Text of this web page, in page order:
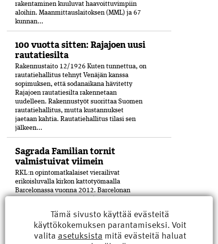
rakentaminen kuuluvat haavoittuvimpiin
aloihin. Maanmittauslaitoksen (MML) ja 67
kunnan...
100 vuotta sitten: Rajajoen uusi
rautatiesilta
Rakennustaito 12/1926 Kuten tunnettua, on
rautatiehallitus tehnyt Venäjän kanssa
sopimuksen, että sodanaikana hävitetty
Rajajoen rautatiesilta rakennetaan
uudelleen. Rakennustyöt suorittaa Suomen
rautatiehallitus, mutta kustannukset
jaetaan kahtia. Rautatiehallitus tilasi sen
jälkeen...
Sagrada Familian tornit
valmistuivat viimein
RKL:n opintomatkalaiset vierailivat
erikoisluvalla kirkon kattotyömaalla
Barcelonassa vuonna 2012. Barcelonan
vuoden työn jälkeen. Keskustornin huipulle
nostettiin helmikuun lopulla viimeinen pala
17 metriä...
Tämä sivusto käyttää evästeitä
käyttökokemuksen parantamiseksi. Voit
valita asetuksista mitä evästeitä haluat